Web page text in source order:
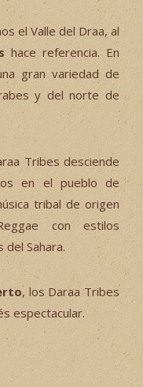
el Valle del Draa, al
hace referencia. En
gran variedad de
y del norte de
Tribes desciende
en el pueblo de
tribal de origen
con estilos
Sahara.
, los Daraa Tribes
espectacular.